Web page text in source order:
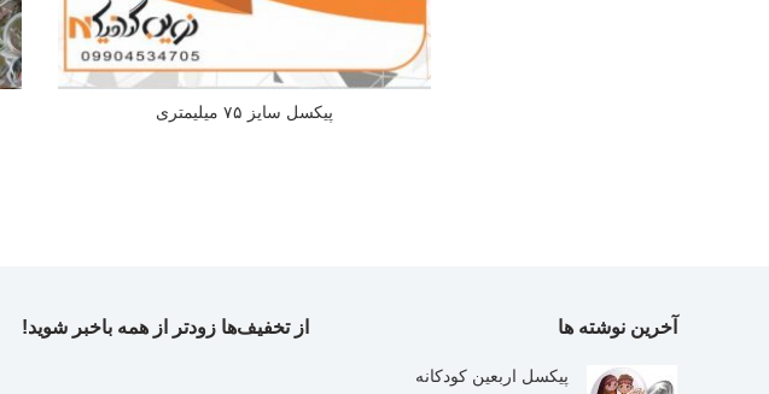
پیکسل سایز ۷۵ میلیمتری
آخرین نوشته ها
پیکسل اربعین کودکانه
از تخفیف‌ها زودتر از همه باخبر شوید!